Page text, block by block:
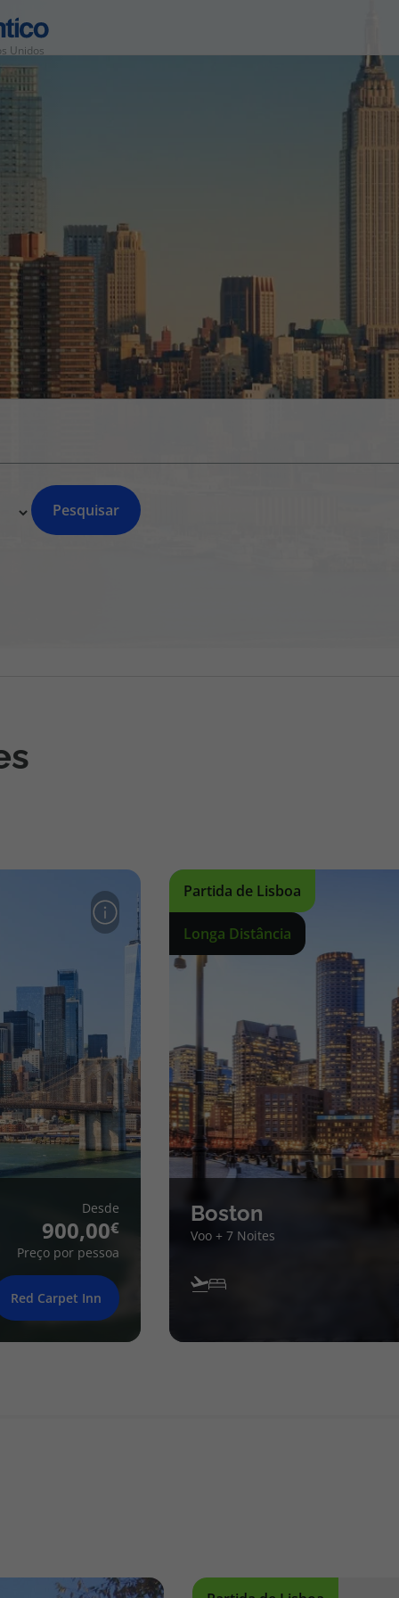
Unidos
Agências
Contactos
Apoio ao cliente em Portugal
218 925 471
Apoio ao cliente no Estrangeiro
facilidade na marcação das suas viagens, tem ainda ao seu
dispor o nosso call center a funcionar todos os dias úteis das
10:00 às 20:00 e Sábado das 10:00 às 14:00.
Pesquisar
Desde
900,00
Preço por pessoa
Red Carpet Inn
Partida de Lisboa
Longa Distância
Boston
Voo + 7 Noites